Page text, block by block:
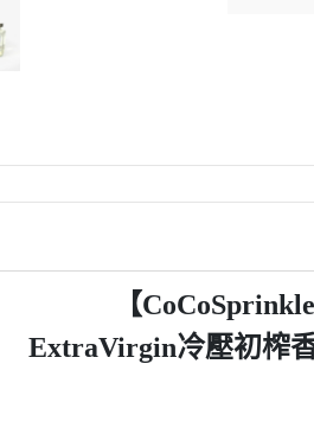
【
ExtraVirgin冷壓初榨